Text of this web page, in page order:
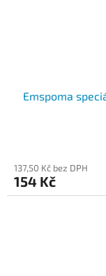
Emspoma
137,50 Kč bez DPH
154 Kč